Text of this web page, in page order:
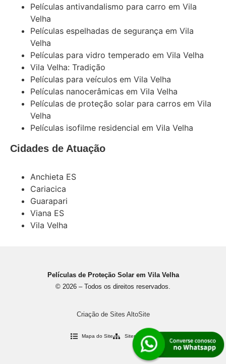
Películas antivandalismo para carro em Vila
Velha
Películas espelhadas de segurança em Vila
Velha
Películas para vidro temperado em Vila Velha
Vila Velha: Tradição
Películas para veículos em Vila Velha
Películas nanocerâmicas em Vila Velha
Películas de proteção solar para carros em Vila
Velha
Películas isofilme residencial em Vila Velha
Cidades de Atuação
Anchieta ES
Cariacica
Guarapari
Viana ES
Vila Velha
Películas de Proteção Solar em Vila Velha
© 2026 – Todos os direitos reservados.
Criação de Sites AltoSite
Mapa do Site Sitemap XML